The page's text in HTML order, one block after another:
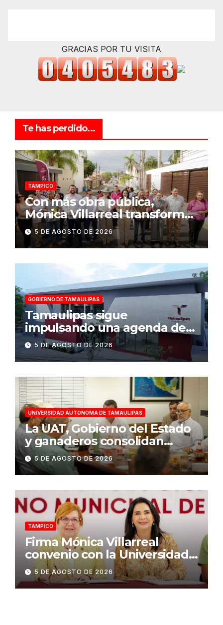
GRACIAS POR TU VISITA
Te has perdido...
TAMPICO
Con más obra pública,
Mónica Villarreal transforma
la infraestructura vial de
Tampico
5 DE AGOSTO DE 2026
GOBIERNO DE TAMAULIPAS
Tamaulipas sigue
impulsando una agenda de
infraestructura con sentido
humanista
5 DE AGOSTO DE 2026
UNIVERSIDAD AUTONOMA DE TAMAULIPAS
La UAT, Gobierno del Estado
y ganaderos consolidan
proyecto “Carne Tam”
5 DE AGOSTO DE 2026
TAMPICO
Firma Mónica Villarreal
convenio con la Universidad
Tecnológica de Altamira para
impulsar la innovación
turística mediante TampIA
5 DE AGOSTO DE 2026